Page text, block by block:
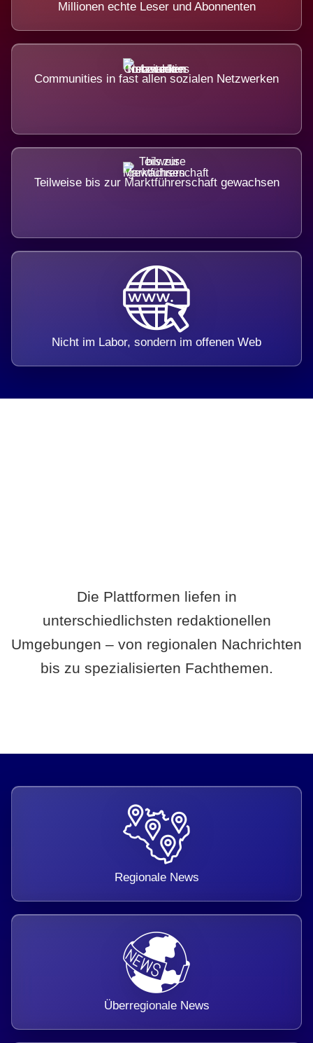
Millionen echte Leser und Abonnenten
Communities in fast allen sozialen Netzwerken
Teilweise bis zur Marktführerschaft gewachsen
Nicht im Labor, sondern im offenen Web
Die Plattformen liefen in
unterschiedlichsten redaktionellen
Umgebungen – von regionalen Nachrichten
bis zu spezialisierten Fachthemen.
Regionale News
Überregionale News